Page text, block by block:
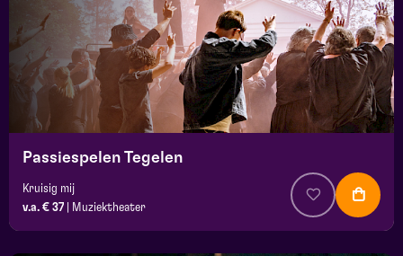
Passiespelen Tegelen
Kruisig mij
v.a. € 37
Muziektheater